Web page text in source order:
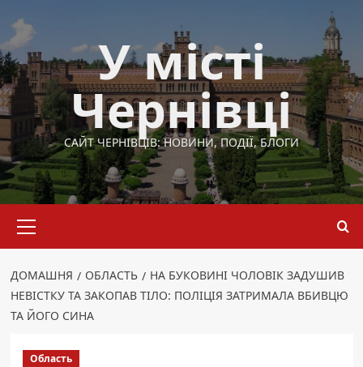
до
вмісту
У місті
Чернівці
САЙТ ЧЕРНІВЦІВ: НОВИНИ, ПОДІЇ, БЛОГИ
меню
ДОМАШНЯ ОБЛАСТЬ
НА БУКОВИНІ ЧОЛОВІК ЗАДУШИВ
НЕВІСТКУ ТА ЗАКОПАВ ТІЛО: ПОЛІЦІЯ ЗАТРИМАЛА ВБИВЦЮ
ТА ЙОГО СИНА
Область